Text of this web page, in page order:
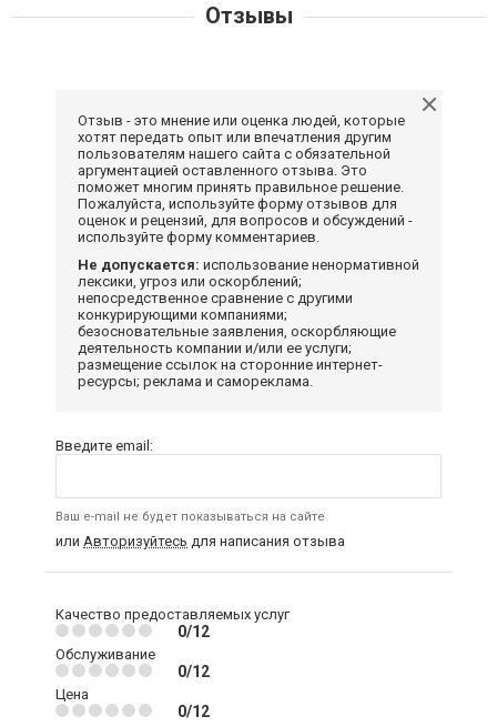
Отзывы
Отзыв - это мнение или оценка людей, которые
хотят передать опыт или впечатления другим
пользователям нашего сайта с обязательной
аргументацией оставленного отзыва. Это
поможет многим принять правильное решение.
Пожалуйста, используйте форму отзывов для
оценок и рецензий, для вопросов и обсуждений -
используйте форму комментариев.
Не допускается: использование ненормативной
лексики, угроз или оскорблений;
непосредственное сравнение с другими
конкурирующими компаниями;
безосновательные заявления, оскорбляющие
деятельность компании и/или ее услуги;
размещение ссылок на сторонние интернет-
ресурсы; реклама и самореклама.
Введите email:
Ваш e-mail не будет показываться на сайте
или Авторизуйтесь для написания отзыва
Качество предоставляемых услуг
0/12
Обслуживание
0/12
Цена
0/12